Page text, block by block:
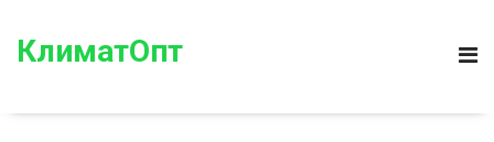
КлиматОпт